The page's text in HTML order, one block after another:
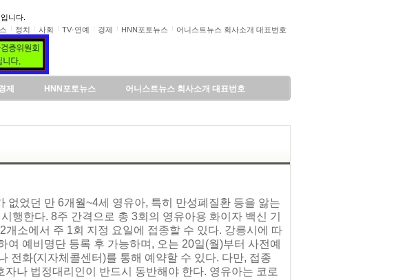
니다.
정치 사회 TV·연예 경제 HNN포토뉴스 어니스트뉴스 회사소개 대표번호
제 HNN포토뉴스 어니스트뉴스 회사소개 대표번호
없었던 만 6개월~4세 영유아, 특히 만성폐질환 등을 앓는
행한다. 8주 간격으로 총 3회의 영유아용 화이자 백신 기
소에서 주 1회 지정 요일에 접종할 수 있다. 강릉시에 따
예비명단 등록 후 가능하며, 오는 20일(월)부터 사전예
전화(지자체콜센터)를 통해 예약할 수 있다. 다만, 접종
나 법정대리인이 반드시 동반해야 한다. 영유아는 코로